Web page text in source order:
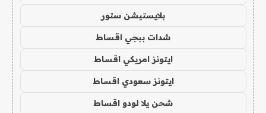
بلايستيشن ستور
شدات ببجي اقساط
ايتونز امريكي اقساط
ايتونز سعودي اقساط
شحن يلا لودو اقساط